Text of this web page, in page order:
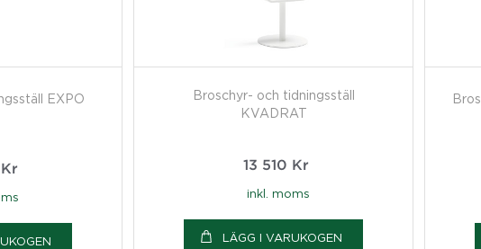
EXPO
Kr
Broschyr- och tidningsställ
KVADRAT
13 510 Kr
inkl. moms
LÄGG I VARUKOGEN